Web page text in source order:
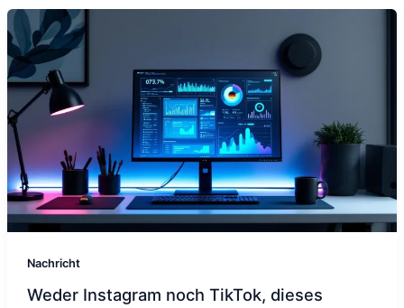
Nachricht
Weder Instagram noch TikTok, dieses